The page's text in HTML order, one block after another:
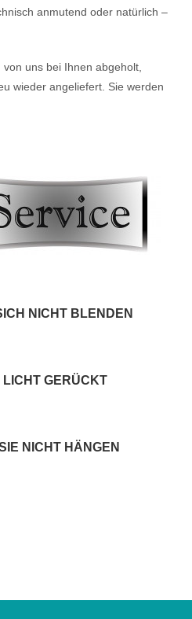
anmutend oder natürlich –
uns bei Ihnen abgeholt,
wieder angeliefert. Sie werden
NICHT BLENDEN
LICHT GERÜCKT
NICHT HÄNGEN